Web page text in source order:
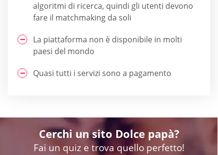
algoritmi di ricerca, quindi gli utenti devono
fare il matchmaking da soli
La piattaforma non è disponibile in molti
paesi del mondo
Quasi tutti i servizi sono a pagamento
Cerchi un sito Dolce papà?
Fai un quiz e trova quello perfetto!